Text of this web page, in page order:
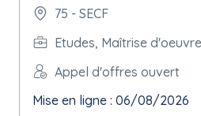
75 - SECF
Etudes, Maîtrise
Appel d'offres ouvert
Mise en ligne : 06/08/2026